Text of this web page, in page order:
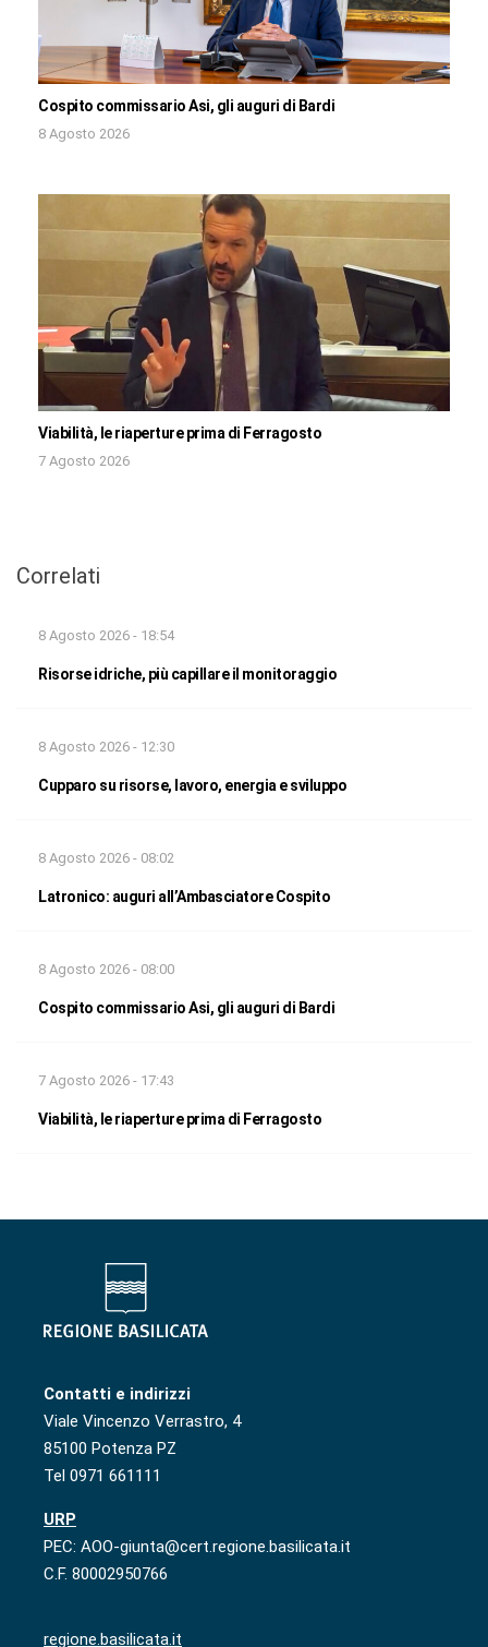
Cospito commissario Asi, gli auguri di Bardi
8 Agosto 2026
Viabilità, le riaperture prima di Ferragosto
7 Agosto 2026
Correlati
8 Agosto 2026 - 18:54
Risorse idriche, più capillare il monitoraggio
8 Agosto 2026 - 12:30
Cupparo su risorse, lavoro, energia e sviluppo
8 Agosto 2026 - 08:02
Latronico: auguri all’Ambasciatore Cospito
8 Agosto 2026 - 08:00
Cospito commissario Asi, gli auguri di Bardi
7 Agosto 2026 - 17:43
Viabilità, le riaperture prima di Ferragosto
Contatti e indirizzi
Viale Vincenzo Verrastro, 4
85100 Potenza PZ
Tel 0971 661111
URP
PEC: AOO-giunta@cert.regione.basilicata.it
C.F. 80002950766
regione.basilicata.it